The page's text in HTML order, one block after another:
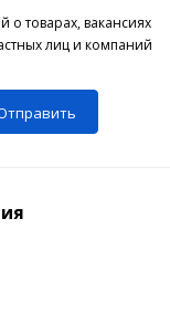
товарах, вакансиях
лиц и компаний